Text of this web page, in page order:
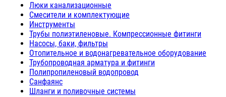
Люки канализационные
Cмесители и комплектующие
Инструменты
Трубы полиэтиленовые. Компрессионные фитинги
Насосы, баки, фильтры
Отопительное и водонагревательное оборудование
Трубопроводная арматура и фитинги
Полипропиленовый водопровод
Санфаянс
Шланги и поливочные системы